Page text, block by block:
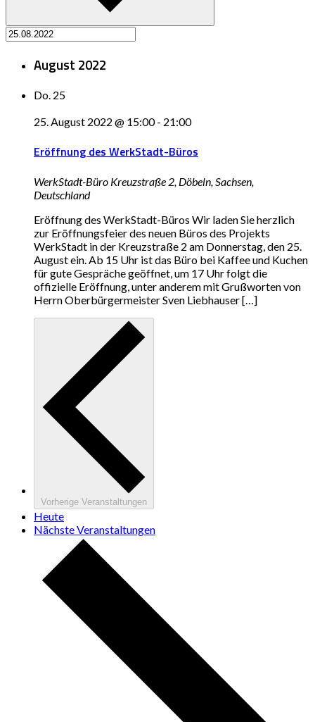
August 2022
Do. 25
25. August 2022 @ 15:00- 21:00
Eröffnung des WerkStadt-Büros
WerkStadt-Büro Kreuzstraße 2, Döbeln, Sachsen,
Deutschland
Eröffnung des WerkStadt-Büros Wir laden Sie herzlich
zur Eröffnungsfeier des neuen Büros des Projekts
WerkStadt in der Kreuzstraße 2 am Donnerstag, den 25.
August ein. Ab 15 Uhr ist das Büro bei Kaffee und Kuchen
für gute Gespräche geöffnet, um 17 Uhr folgt die
offizielle Eröffnung, unter anderem mit Grußworten von
Herrn Oberbürgermeister Sven Liebhauser […]
Vorherige Veranstaltungen
Heute
NächsteVeranstaltungen